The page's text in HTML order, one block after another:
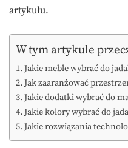
artykułu.
W tym artykule
Jakie meble wybrać do
Jak zaaranżować
Jakie dodatki wybrać do
Jakie kolory wybrać do
Jakie rozwiązania